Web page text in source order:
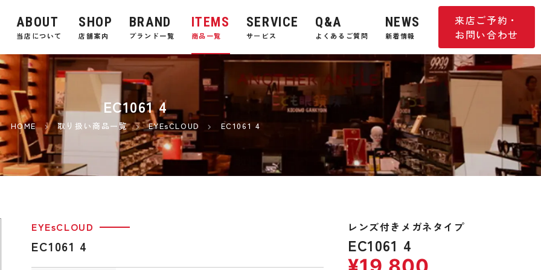
来店ご予約・
お問い合わせ
ABOUT
当店について
SHOP
店舗案内
BRAND
ブランド一覧
ITEMS
商品一覧
SERVICE
サービス
Q&A
よくあるご質問
NEWS
新着情報
EC1061 4
HOME 取り扱い商品一覧 EYEsCLOUD EC1061 4
レンズ付きメガネタイプ
EC1061 4
EYEsCLOUD
EC1061 4